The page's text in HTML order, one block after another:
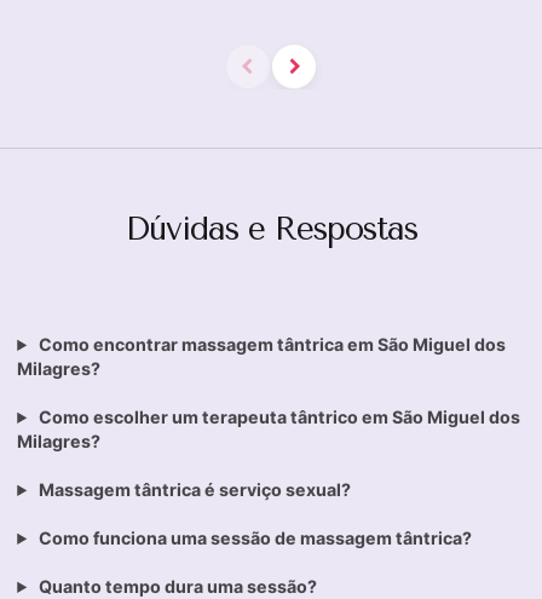
Dúvidas e Respostas
Como encontrar massagem tântrica em São Miguel dos
Milagres?
Como escolher um terapeuta tântrico em São Miguel dos
Milagres?
Massagem tântrica é serviço sexual?
Como funciona uma sessão de massagem tântrica?
Quanto tempo dura uma sessão?